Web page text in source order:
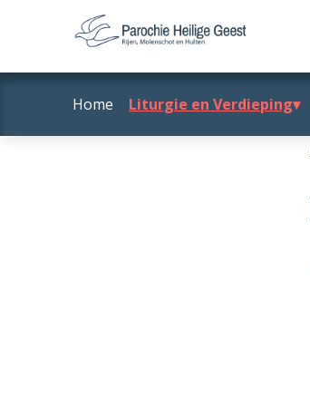
hoofd
voettekst Heilige
Geest
Molenschot
en
Home Liturgie en Verdieping